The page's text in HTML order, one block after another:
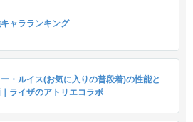
ャラランキング
・ルイス(お気に入りの普段着)の性能と
ライザのアトリエコラボ